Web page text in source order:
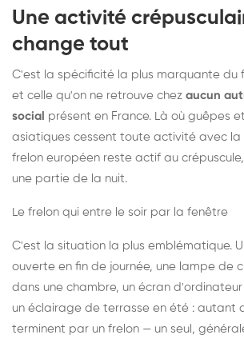
Une activité
change tout
C'est la spécificité la plus marquante du
et celle qu'on ne retrouve chez aucun
social présent en France. Là où guêpes
asiatiques cessent toute activité avec la
frelon européen reste actif au
une partie de la nuit.
Le frelon qui entre le soir par la fenêtre
C'est la situation la plus emblématique.
ouverte en fin de journée, une lampe de
dans une chambre, un écran
un éclairage de terrasse en été : autant
terminent par un frelon — un seul,